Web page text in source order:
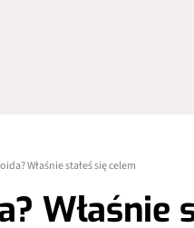
Właśnie stałeś się celem
Właśnie